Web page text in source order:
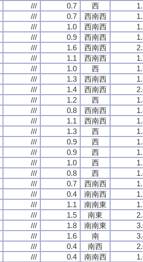
/// 0.7 西
/// 0.7 西南西
/// 1.0 西南西
/// 0.9 西南西
/// 1.6 西南西
/// 1.1 西南西
/// 1.0 西
/// 1.3 西南西
/// 1.4 西南西
/// 1.2 西
/// 0.8 西南西
/// 1.1 西南西
/// 1.3 西
/// 0.9 西
/// 0.9 西
/// 1.0 西
/// 0.8 西
/// 0.7 西南西
/// 0.4 南南西
/// 1.1 南南東
/// 1.5 南東
/// 1.8 南南東
/// 1.6 南
/// 0.4 南西
/// 0.4 南南西